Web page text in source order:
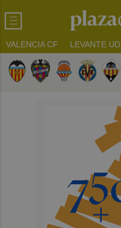
VALENCIA CF LEVANTE UD